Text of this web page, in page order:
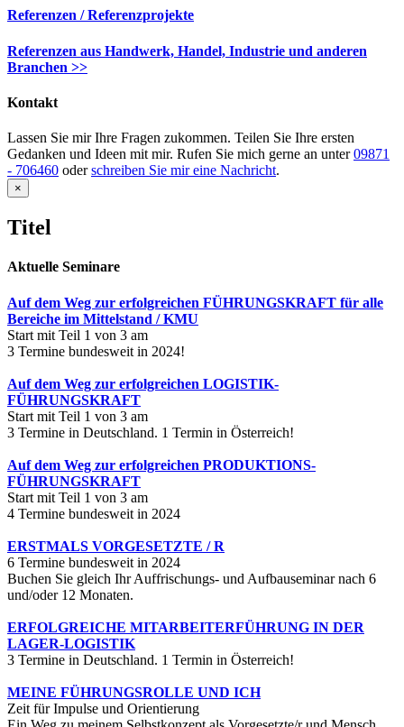
Referenzen / Referenzprojekte
Referenzen aus Handwerk, Handel, Industrie und anderen
Branchen >>
Kontakt
Lassen Sie mir Ihre Fragen zukommen. Teilen Sie Ihre ersten
Gedanken und Ideen mit mir. Rufen Sie mich gerne an unter09871
- 706460 oderschreiben Sie mir eine Nachricht.
Close
product
view
×
Titel
Aktuelle Seminare
Auf dem Weg zur erfolgreichen FÜHRUNGSKRAFT für alle
Bereiche im Mittelstand / KMU
Start mit Teil 1 von 3 am
3 Termine bundesweit in 2024!
Auf dem Weg zur erfolgreichen LOGISTIK-
FÜHRUNGSKRAFT
Start mit Teil 1 von 3 am
3 Termine in Deutschland. 1 Termin in Österreich!
Auf dem Weg zur erfolgreichen PRODUKTIONS-
FÜHRUNGSKRAFT
Start mit Teil 1 von 3 am
4 Termine bundesweit in 2024
ERSTMALS VORGESETZTE / R
6 Termine bundesweit in 2024
Buchen Sie gleich Ihr Auffrischungs- und Aufbauseminar nach 6
und/oder 12 Monaten.
ERFOLGREICHE MITARBEITERFÜHRUNG IN DER
LAGER-LOGISTIK
3 Termine in Deutschland. 1 Termin in Österreich!
MEINE FÜHRUNGSROLLE UND ICH
Zeit für Impulse und Orientierung